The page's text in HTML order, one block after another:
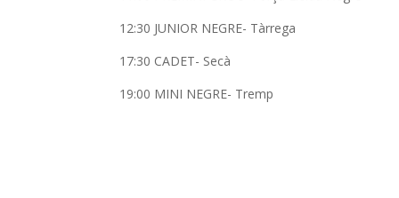
12:30 JUNIOR NEGRE- Tàrrega
17:30 CADET- Secà
19:00 MINI NEGRE- Tremp